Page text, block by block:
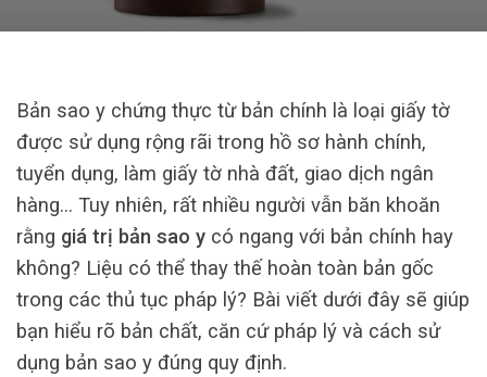
Bản sao y chứng thực từ bản chính là loại giấy tờ
được sử dụng rộng rãi trong hồ sơ hành chính,
tuyển dụng, làm giấy tờ nhà đất, giao dịch ngân
hàng… Tuy nhiên, rất nhiều người vẫn băn khoăn
rằng giá trị bản sao y có ngang với bản chính hay
không? Liệu có thể thay thế hoàn toàn bản gốc
trong các thủ tục pháp lý? Bài viết dưới đây sẽ giúp
bạn hiểu rõ bản chất, căn cứ pháp lý và cách sử
dụng bản sao y đúng quy định.